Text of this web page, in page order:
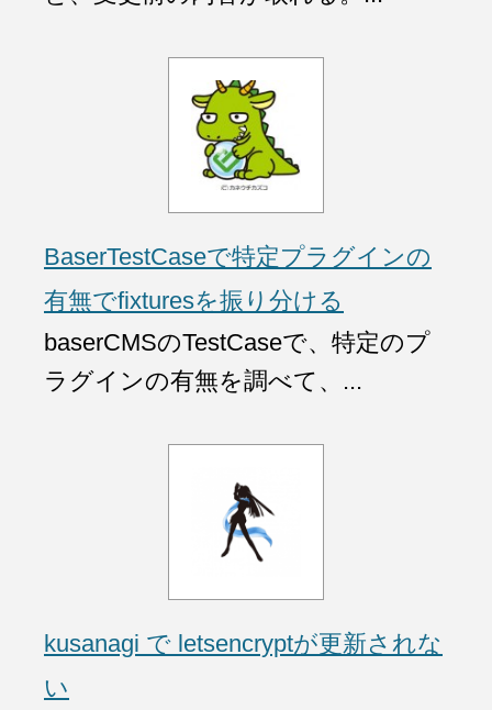
BaserTestCaseで特定プラグインの
有無でfixturesを振り分ける
baserCMSのTestCaseで、特定のプ
ラグインの有無を調べて、...
kusanagi で letsencryptが更新されな
い